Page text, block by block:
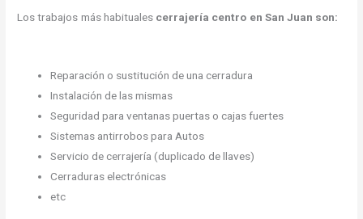
Los trabajos más habituales cerrajería centro en San Juan son:
Reparación o sustitución de una cerradura
Instalación de las mismas
Seguridad para ventanas puertas o cajas fuertes
Sistemas antirrobos para Autos
Servicio de cerrajería (duplicado de llaves)
Cerraduras electrónicas
etc